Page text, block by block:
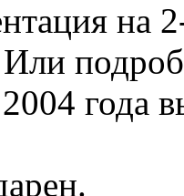
на
года